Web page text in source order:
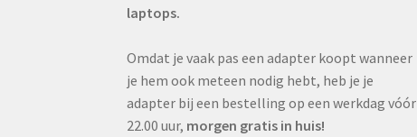
laptops.
Omdat je vaak pas een adapter koopt wanneer
je hem ook meteen nodig hebt, heb je je
adapter bij een bestelling op een werkdag vóór
22.00 uur, morgen gratis in huis!